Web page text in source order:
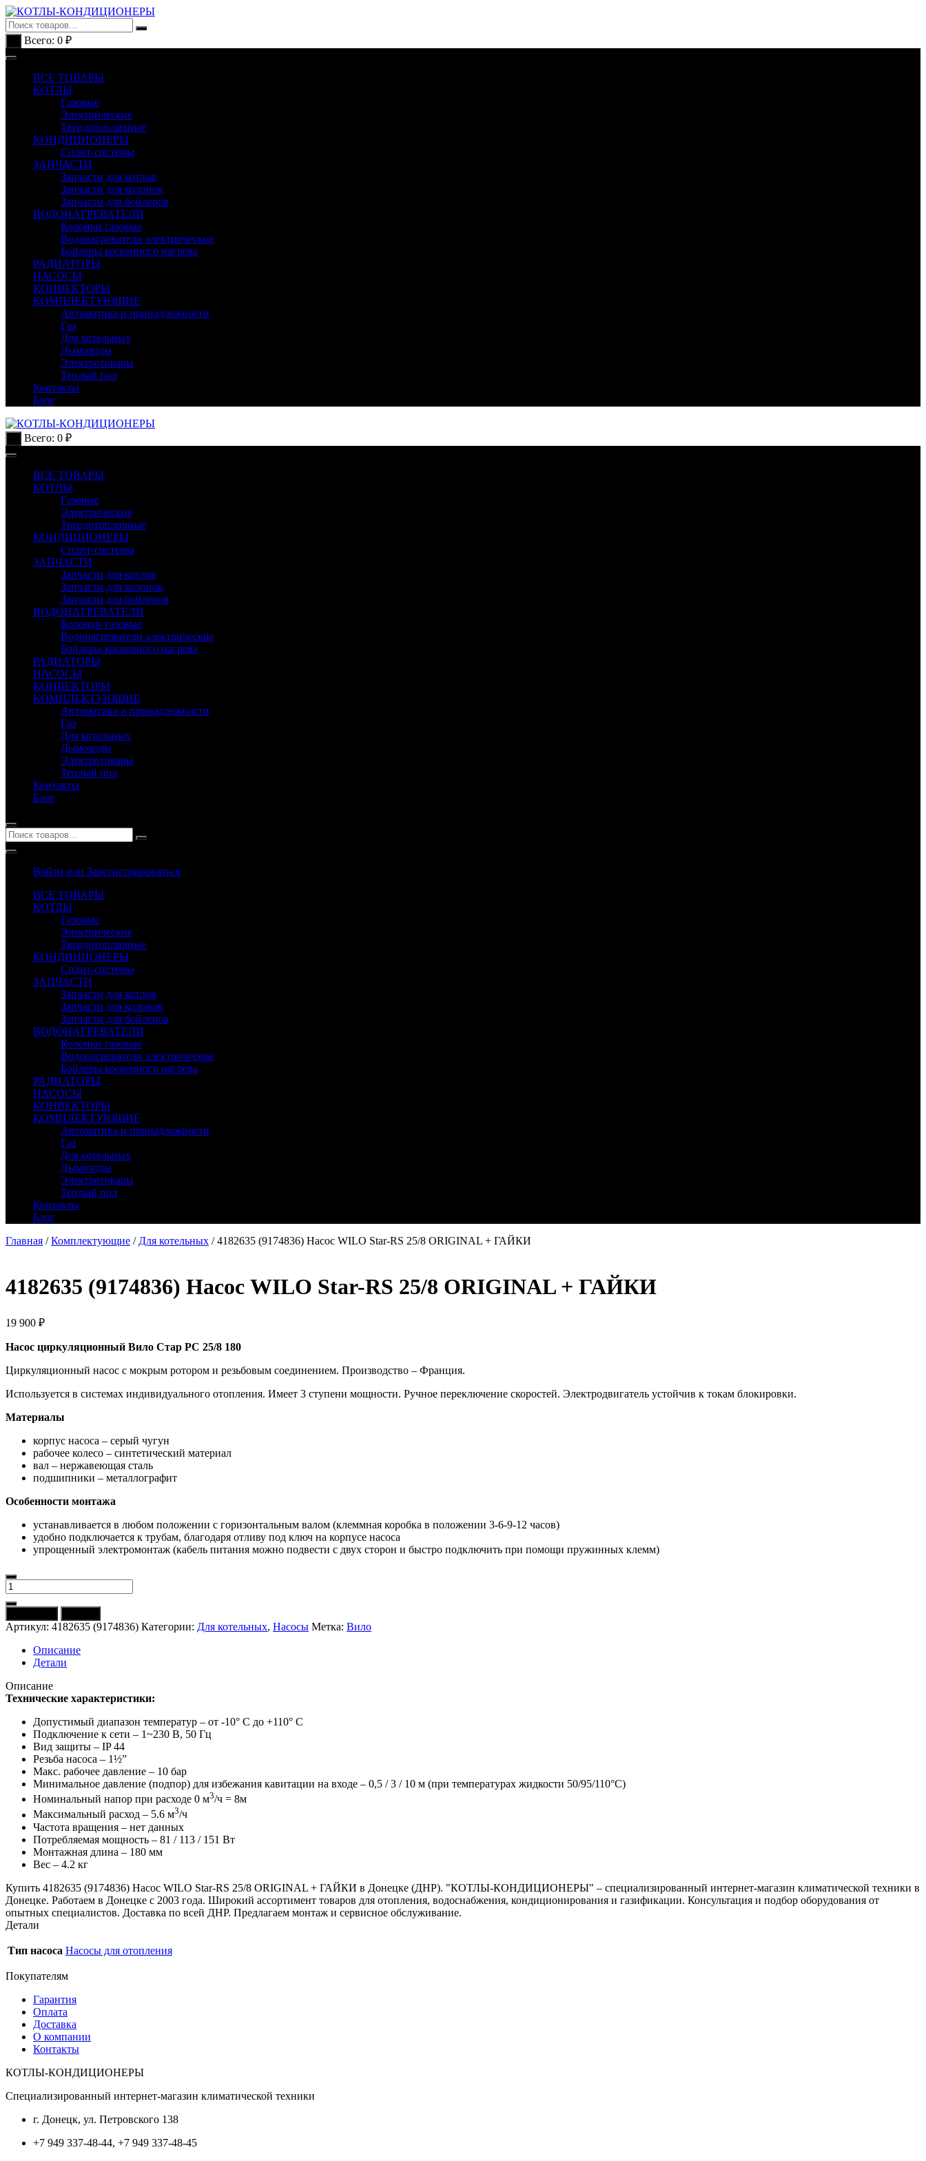
Перейти
к
содержимому
Всего: 0 ₽
ВСЕ ТОВАРЫ
КОТЛЫ
Газовые
Электрические
Твердотопливные
КОНДИЦИОНЕРЫ
Сплит-системы
ЗАПЧАСТИ
Запчасти для котлов
Запчасти для колонок
Запчасти для бойлеров
ВОДОНАГРЕВАТЕЛИ
Колонки газовые
Водонагреватели электрические
Бойлеры косвенного нагрева
РАДИАТОРЫ
НАСОСЫ
КОНВЕКТОРЫ
КОМПЛЕКТУЮЩИЕ
Автоматика и принадлежности
Газ
Для котельных
Дымоходы
Электротовары
Теплый пол
Контакты
Блог
Всего: 0 ₽
ВСЕ ТОВАРЫ
КОТЛЫ
Газовые
Электрические
Твердотопливные
КОНДИЦИОНЕРЫ
Сплит-системы
ЗАПЧАСТИ
Запчасти для котлов
Запчасти для колонок
Запчасти для бойлеров
ВОДОНАГРЕВАТЕЛИ
Колонки газовые
Водонагреватели электрические
Бойлеры косвенного нагрева
РАДИАТОРЫ
НАСОСЫ
КОНВЕКТОРЫ
КОМПЛЕКТУЮЩИЕ
Автоматика и принадлежности
Газ
Для котельных
Дымоходы
Электротовары
Теплый пол
Контакты
Блог
Войти или Зарегистрироваться
ВСЕ ТОВАРЫ
КОТЛЫ
Газовые
Электрические
Твердотопливные
КОНДИЦИОНЕРЫ
Сплит-системы
ЗАПЧАСТИ
Запчасти для котлов
Запчасти для колонок
Запчасти для бойлеров
ВОДОНАГРЕВАТЕЛИ
Колонки газовые
Водонагреватели электрические
Бойлеры косвенного нагрева
РАДИАТОРЫ
НАСОСЫ
КОНВЕКТОРЫ
КОМПЛЕКТУЮЩИЕ
Автоматика и принадлежности
Газ
Для котельных
Дымоходы
Электротовары
Теплый пол
Контакты
Блог
Главная /Комплектующие / Для котельных / 4182635 (9174836) Насос WILO Star-RS 25/8 ORIGINAL + ГАЙКИ
4182635 (9174836) Насос WILO Star-RS 25/8 ORIGINAL + ГАЙКИ
19 900 ₽
Насос циркуляционный Вило Стар РС 25/8 180
Циркуляционный насос с мокрым ротором и резьбовым соединением. Производство – Франция.
Используется в системах индивидуального отопления. Имеет 3 ступени мощности. Ручное переключение скоростей. Электродвигатель устойчив к токам блокировки.
Материалы
корпус насоса – серый чугун
рабочее колесо – синтетический материал
вал – нержавеющая сталь
подшипники – металлографит
Особенности монтажа
устанавливается в любом положении с горизонтальным валом (клеммная коробка в положении 3-6-9-12 часов)
удобно подключается к трубам, благодаря отливу под ключ на корпусе насоса
упрощенный электромонтаж (кабель питания можно подвести с двух сторон и быстро подключить при помощи пружинных клемм)
Количество
товара
4182635
(9174836)
Насос
WILO
Star-
25/8
ORIGINAL
ГАЙКИ
Артикул: 4182635 (9174836) Категории: Для котельных, Насосы Метка: Вило
Описание
Детали
Описание
Технические характеристики:
Допустимый диапазон температур – от -10° C до +110° C
Подключение к сети – 1~230 В, 50 Гц
Вид защиты – IP 44
Резьба насоса – 1½”
Макс. рабочее давление – 10 бар
Минимальное давление (подпор) для избежания кавитации на входе – 0,5 / 3 / 10 м (при температурах жидкости 50/95/110°C)
Номинальный напор при расходе 0 м3/ч = 8м
Максимальный расход – 5.6 м3/ч
Частота вращения – нет данных
Потребляемая мощность – 81 / 113 / 151 Вт
Монтажная длина – 180 мм
Вес – 4.2 кг
Купить 4182635 (9174836) Насос WILO Star-RS 25/8 ORIGINAL + ГАЙКИ в Донецке (ДНР). "КОТЛЫ-КОНДИЦИОНЕРЫ" – специализированный интернет-магазин климатической техники в
Донецке. Работаем в Донецке с 2003 года. Широкий ассортимент товаров для отопления, водоснабжения, кондиционирования и газификации. Консультация и подбор оборудования от
опытных специалистов. Доставка по всей ДНР. Предлагаем монтаж и сервисное обслуживание.
Детали
Тип насоса Насосы для отопления
Покупателям
Гарантия
Оплата
Доставка
О компании
Контакты
КОТЛЫ-КОНДИЦИОНЕРЫ
Специализированный интернет-магазин климатической техники
г. Донецк, ул. Петровского 138
+7 949 337-48-44, +7 949 337-48-45